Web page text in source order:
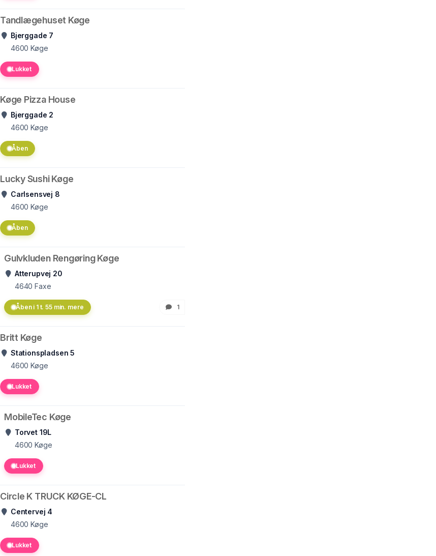
Tandlægehuset Køge
Bjerggade 7
4600 Køge
Lukket
Køge Pizza House
Bjerggade 2
4600 Køge
Åben
Lucky Sushi Køge
Carlsensvej 8
4600 Køge
Åben
Gulvkluden Rengøring Køge
Atterupvej 20
4640 Faxe
Åben i 1 t. 55 min. mere 1
Britt Køge
Stationspladsen 5
4600 Køge
Lukket
MobileTec Køge
Torvet 19L
4600 Køge
Lukket
Circle K TRUCK KØGE-CL
Centervej 4
4600 Køge
Lukket